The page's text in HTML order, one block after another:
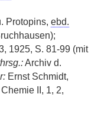
Protopins, ebd.
1925, S. 81-99 (mit
Archiv d.
Ernst Schmidt,
II, 1, 2,